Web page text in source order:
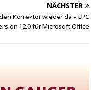
NÄCHSTER
Korrektor wieder da – EPC
12.0 für Microsoft Office